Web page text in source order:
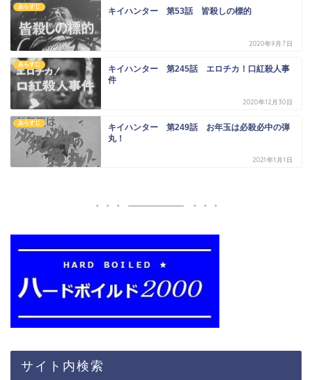
あらすじ キイハンター 第53話 皆殺しの標的
2020年9月7日
あらすじ
キイハンター 第245話 エロチカ！口紅殺人事
件
2020年12月30日
あらすじ
キイハンター 第249話 お年玉は必殺必中の弾
丸！
2021年1月1日
サイト内検索